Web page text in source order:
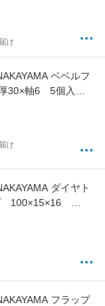
け
ベベルフ
30×軸6 5個入
け
ダイヤト
100×15×16
フラップ